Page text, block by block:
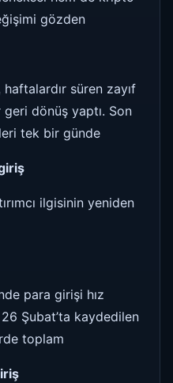
gözden
süren zayıf
dönüş yaptı. Son
tek bir günde
ilgisinin yeniden
para girişi hız
Şubat’ta kaydedilen
toplam